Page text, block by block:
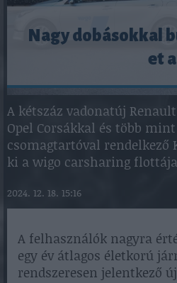
Nagy dobásokkal
et
A kétszáz vadonatúj
Opel Corsákkal és több
csomagtartóval rendelkező
ki a wigo carsharing flottája
2024. 12. 18. 15:16
A felhasználók nagyra
egy év átlagos életkorú
rendszeresen jelentkező